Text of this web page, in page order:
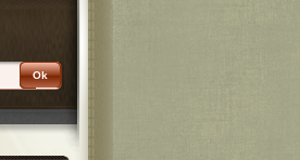
Ok